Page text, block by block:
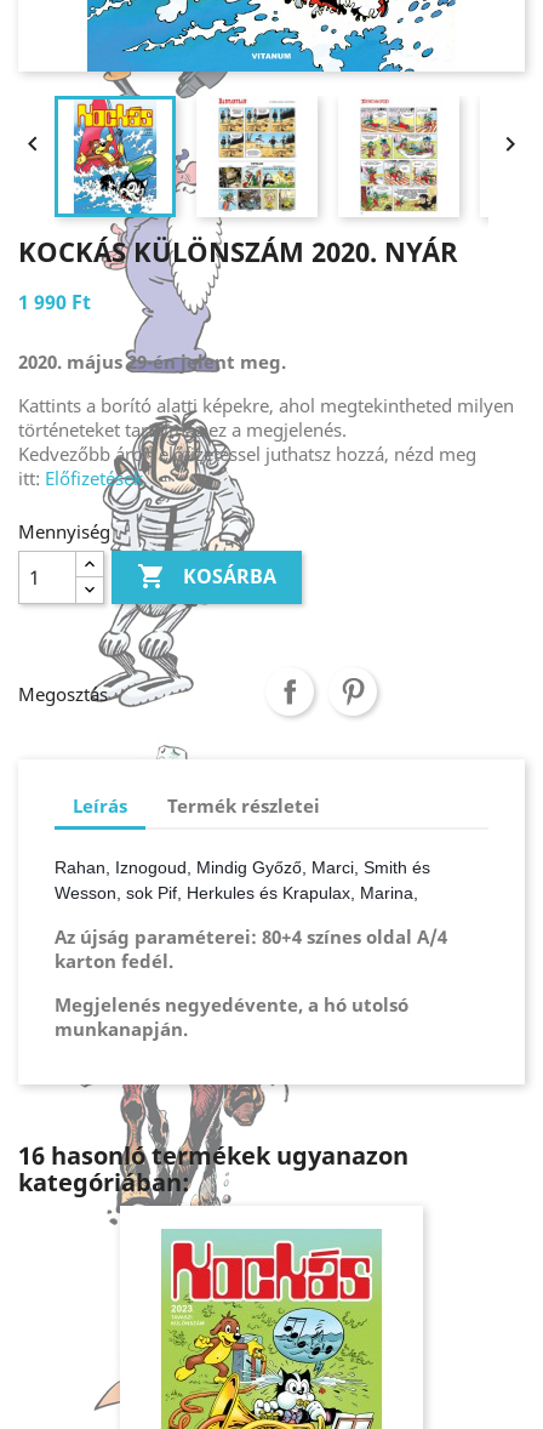
 
KOCKÁS KÜLÖNSZÁM 2020. NYÁR
1 990 Ft
2020. május 29-én jelent meg.
Kattints a borító alatti képekre, ahol megtekintheted milyen
történeteket tartalmaz ez a megjelenés.
Kedvezőbb áron előfizetéssel juthatsz hozzá, nézd meg
itt: Előfizetések
Mennyiség
 KOSÁRBA
Megosztás
Leírás Termék részletei
Rahan, Iznogoud, Mindig Győző, Marci, Smith és
Wesson, sok Pif, Herkules és Krapulax, Marina,
Az újság paraméterei: 80+4 színes oldal A/4
karton fedél.
Megjelenés negyedévente, a hó utolsó
munkanapján.
16 hasonló termékek ugyanazon
kategóriában: